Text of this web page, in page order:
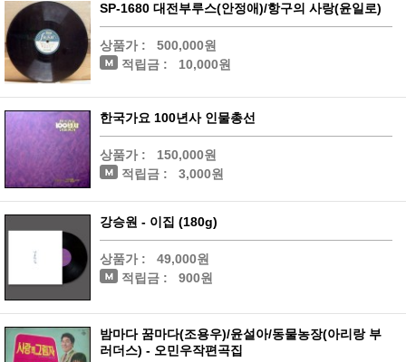
SP-1680 대전부루스(안정애)/항구의 사랑(윤일로)
상품가 :
500,000원
적립금 :
10,000원
한국가요 100년사 인물총선
상품가 :
150,000원
적립금 :
3,000원
강승원 - 이집 (180g)
상품가 :
49,000원
적립금 :
900원
밤마다 꿈마다(조용우)/윤설아/동물농장(아리랑 부
러더스) - 오민우작편곡집